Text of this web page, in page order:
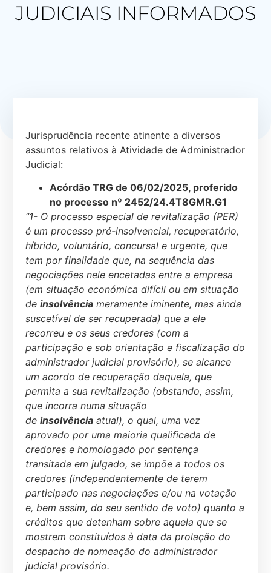
JUDICIAIS INFORMADOS
Jurisprudência recente atinente a diversos
assuntos relativos à Atividade de Administrador
Judicial:
Acórdão TRG de 06/02/2025, proferido
no processo nº 2452/24.4T8GMR.G1
“1- O processo especial de revitalização (PER)
é um processo pré-insolvencial, recuperatório,
híbrido, voluntário, concursal e urgente, que
tem por finalidade que, na sequência das
negociações nele encetadas entre a empresa
(em situação económica difícil ou em situação
deinsolvência meramente iminente, mas ainda
suscetível de ser recuperada) que a ele
recorreu e os seus credores (com a
participação e sob orientação e fiscalização do
administrador judicial provisório), se alcance
um acordo de recuperação daquela, que
permita a sua revitalização (obstando, assim,
que incorra numa situação
deinsolvência atual), o qual, uma vez
aprovado por uma maioria qualificada de
credores e homologado por sentença
transitada em julgado, se impõe a todos os
credores (independentemente de terem
participado nas negociações e/ou na votação
e, bem assim, do seu sentido de voto) quanto a
créditos que detenham sobre aquela que se
mostrem constituídos à data da prolação do
despacho de nomeação do administrador
judicial provisório.